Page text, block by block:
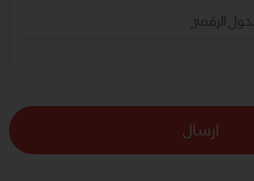
الرقمي
ارسال